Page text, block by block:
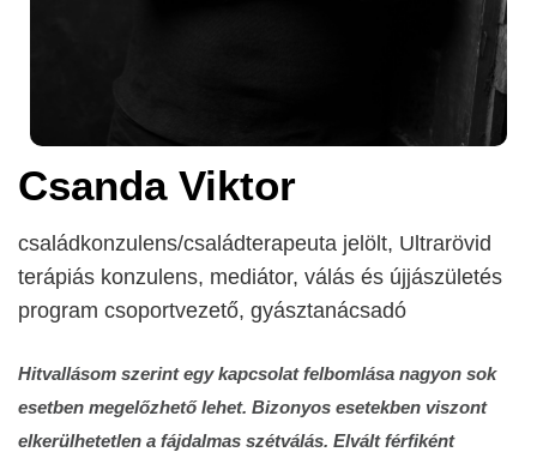
Csanda Viktor
családkonzulens/családterapeuta jelölt, Ultrarövid
terápiás konzulens, mediátor, válás és újjászületés
program csoportvezető, gyásztanácsadó
Hitvallásom szerint egy kapcsolat felbomlása nagyon sok
esetben megelőzhető lehet. Bizonyos esetekben viszont
elkerülhetetlen a fájdalmas szétválás. Elvált férfiként